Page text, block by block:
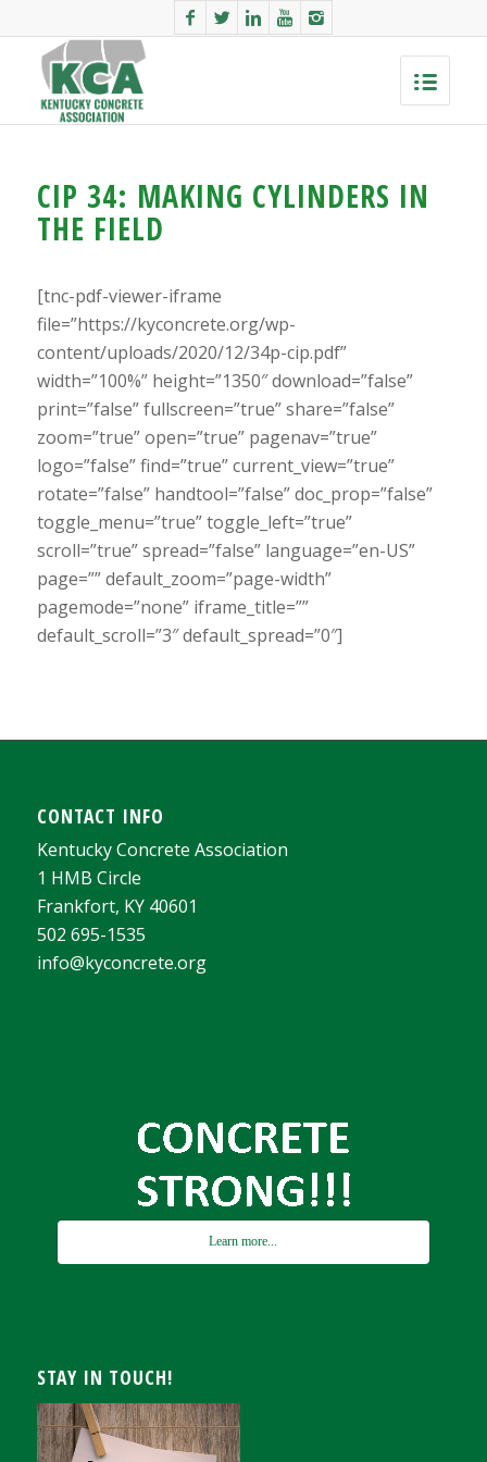
CIP 34: MAKING CYLINDERS IN
THE FIELD
[tnc-pdf-viewer-iframe
file=”https://kyconcrete.org/wp-
content/uploads/2020/12/34p-cip.pdf”
width=”100%” height=”1350″ download=”false”
print=”false” fullscreen=”true” share=”false”
zoom=”true” open=”true” pagenav=”true”
logo=”false” find=”true” current_view=”true”
rotate=”false” handtool=”false” doc_prop=”false”
toggle_menu=”true” toggle_left=”true”
scroll=”true” spread=”false” language=”en-US”
page=”” default_zoom=”page-width”
pagemode=”none” iframe_title=””
default_scroll=”3″ default_spread=”0″]
CONTACT INFO
Kentucky Concrete Association
1 HMB Circle
Frankfort, KY 40601
502 695-1535
info@kyconcrete.org
Learn more...
STAY IN TOUCH!